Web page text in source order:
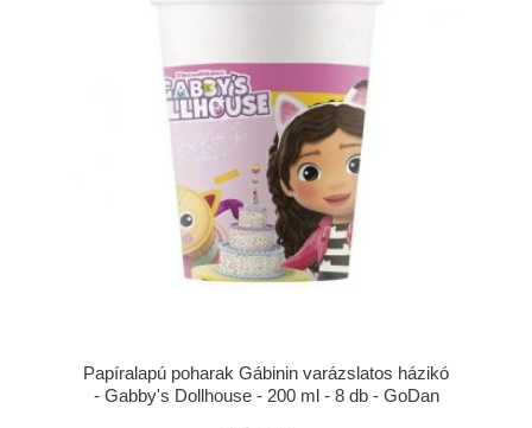
Papíralapú poharak Gábinin varázslatos házikó
- Gabby's Dollhouse - 200 ml - 8 db - GoDan